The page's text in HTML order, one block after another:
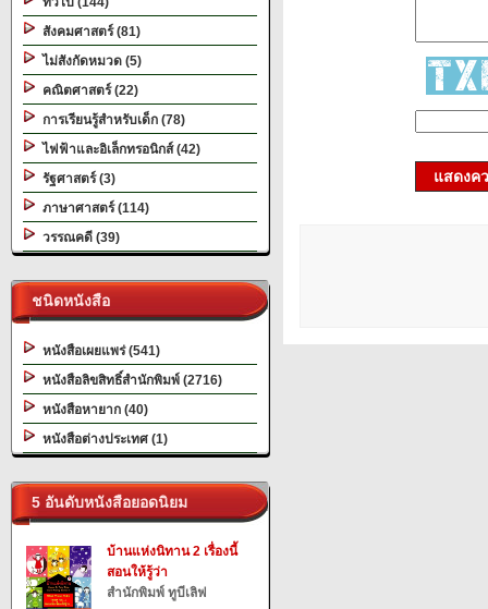
สังคมศาสตร์ (81)
ไม่สังกัดหมวด (5)
คณิตศาสตร์ (22)
การเรียนรู้สำหรับเด็ก (78)
ไฟฟ้าและอิเล็กทรอนิกส์ (42)
รัฐศาสตร์ (3)
ภาษาศาสตร์ (114)
วรรณคดี (39)
ชนิดหนังสือ
หนังสือเผยแพร่ (541)
หนังสือลิขสิทธิ์สำนักพิมพ์ (2716)
หนังสือหายาก (40)
หนังสือต่างประเทศ (1)
5 อันดับหนังสือยอดนิยม
บ้านแห่งนิทาน 2 เรื่องนี้
สอนให้รู้ว่า
สำนักพิมพ์ ทูบีเลิฟ
แสดงค